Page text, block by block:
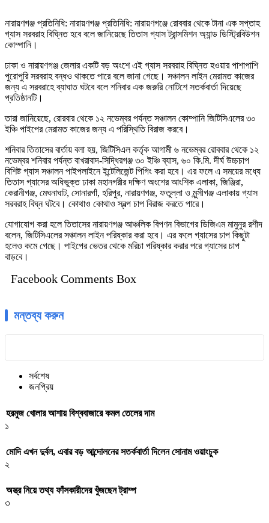
নারায়ণগঞ্জ প্রতি‌নি‌ধি: নারায়ণগঞ্জ প্রতি‌নি‌ধি: নারায়ণগঞ্জে রোববার থেকে টানা এক সপ্তাহ
গ্যাস সরবরাহ বিঘ্নিত হবে বলে জানিয়েছে তিতাস গ্যাস ট্রান্সমিশন অ্যান্ড ডিস্ট্রিবিউশন
কোম্পানি।
ঢাকা ও নারায়ণগঞ্জ জেলার একটি বড় অংশে এই গ্যাস সরবরাহ বিঘ্নিত হওয়ার পাশাপাশি
পুরোপুরি সরবরাহ বন্ধও থাকতে পারে বলে জানা গেছে। সঞ্চালন লাইন মেরামত কাজের
জন্য এ সরবরাহে ব্যাঘাত ঘটবে বলে শনিবার এক জরুরি নোটিশে সতর্কবার্তা দিয়েছে
প্রতিষ্ঠানটি।
তারা জানিয়েছে, রোরবার থেকে ১২ নভেম্বর পর্যন্ত সঞ্চালন কোম্পানি জিটিসিএলের ৩০
ইঞ্চি পাইপের মেরামত কাজের জন্য এ পরিস্থিতি বিরাজ করবে।
শনিবার তিতাসের বার্তায় বলা হয়, জিটিসিএল কর্তৃক আগামী ৬ নভেম্বর রোববার থেকে ১২
নভেম্বর শনিবার পর্যন্ত বাখরাবাদ-সিদ্ধিরগঞ্জ ৩০ ইঞ্চি ব্যাস, ৬০ কি.মি. দীর্ঘ উচ্চচাপ
বিশিষ্ট গ্যাস সঞ্চালন পাইপলাইনে ইন্টেলিজেন্ট পিগিং করা হবে। এর ফলে এ সময়ের মধ্যে
তিতাস গ্যাসের অধিভুক্ত ঢাকা মহানগরীর দক্ষিণ অংশের আংশিক এলাকা, জিঞ্জিরা,
কেরানীগঞ্জ, মেঘনাঘাট, সোনারগাঁ, হরিপুর, নারায়ণগঞ্জ, ফতুল্লা ও মুন্সীগঞ্জ এলাকায় গ্যাস
সরবরাহ বিঘ্ন ঘটবে। কোথাও কোথাও স্বল্প চাপ বিরাজ করতে পারে।
যোগাযোগ করা হলে তিতাসের নারায়ণগঞ্জ আঞ্চলিক বিপণন বিভাগের ডিজিএম মামুনুর রশীদ
বলেন, জিটিসিএলের সঞ্চালন লাইন পরিষ্কার করা হবে। এর ফলে গ্যাসের চাপ কিছুটা
হলেও কমে গেছে। পাইপের ভেতর থেকে মরিচা পরিষ্কার করার পরে গ্যাসের চাপ
বাড়বে।
Facebook Comments Box
মন্তব্য করুন
সর্বশেষ
জনপ্রিয়
হরমুজ খোলার আশায় বিশ্ববাজারে কমল তেলের দাম
১
মোদি এখন দুর্বল, এবার বড় আন্দোলনের সতর্কবার্তা দিলেন সোনাম ওয়াংচুক
২
অস্ত্র নিয়ে তথ্য ফাঁসকারীদের খুঁজছেন ট্রাম্প
৩